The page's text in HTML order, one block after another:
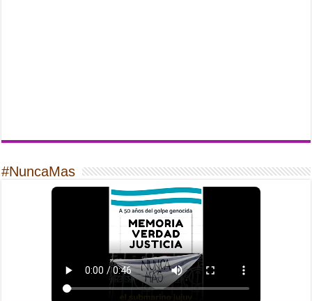
#NuncaMas